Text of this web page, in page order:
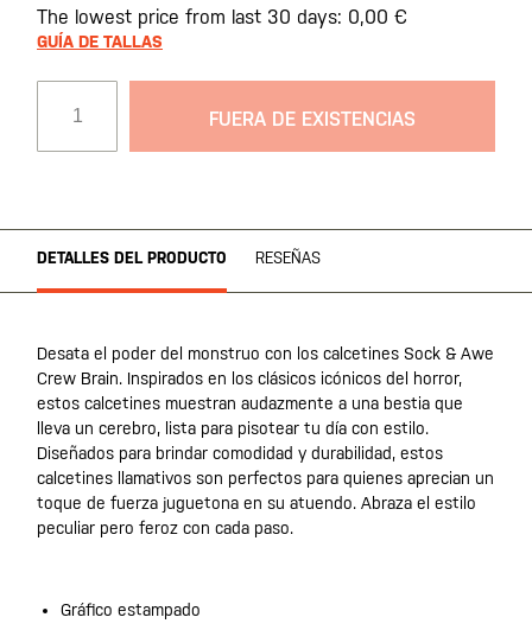
comienzo
de
imágenes
The lowest price from last 30 days: 0,00 €
GUÍA DE TALLAS
FUERA DE EXISTENCIAS
DETALLES DEL PRODUCTO RESEÑAS
Desata el poder del monstruo con los calcetines Sock & Awe
Crew Brain. Inspirados en los clásicos icónicos del horror,
estos calcetines muestran audazmente a una bestia que
lleva un cerebro, lista para pisotear tu día con estilo.
Diseñados para brindar comodidad y durabilidad, estos
calcetines llamativos son perfectos para quienes aprecian un
toque de fuerza juguetona en su atuendo. Abraza el estilo
peculiar pero feroz con cada paso.
Gráfico estampado